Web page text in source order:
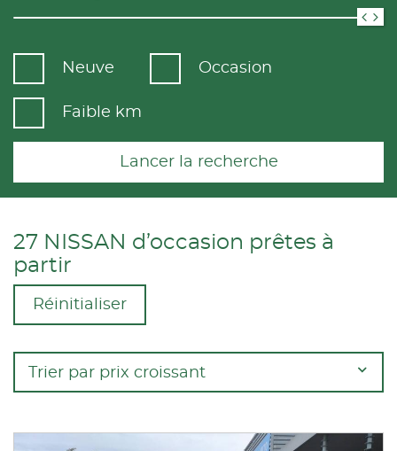
Neuve Occasion
Faible km
Lancer la recherche
27 NISSAN d’occasion prêtes à
partir
Réinitialiser
Trier par prix croissant